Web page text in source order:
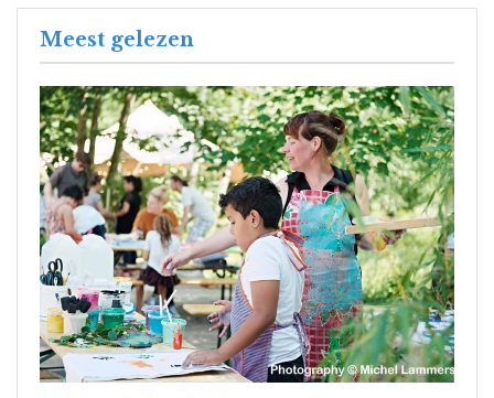
Meest gelezen